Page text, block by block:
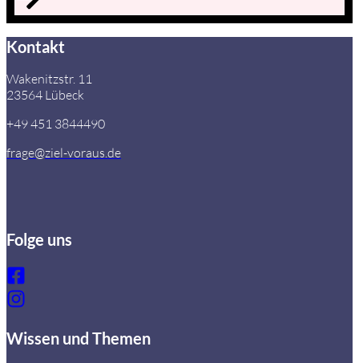
Kontakt
Wakenitzstr. 11
23564 Lübeck
+49 451 3844490
frage@ziel-voraus.de
Folge uns
Wissen und Themen